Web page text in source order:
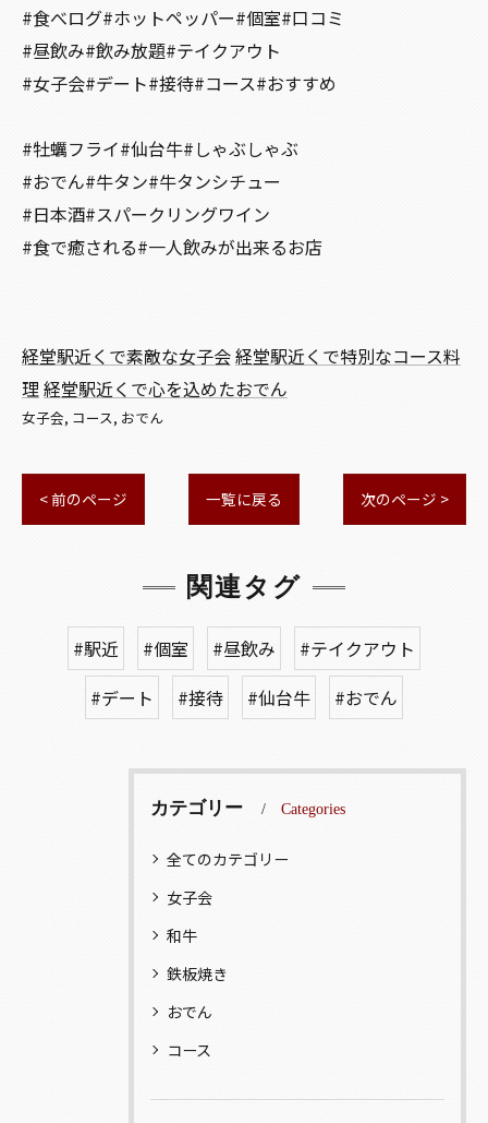
#食べログ#ホットペッパー#個室#口コミ
#昼飲み#飲み放題#テイクアウト
#女子会#デート#接待#コース#おすすめ
#牡蠣フライ#仙台牛#しゃぶしゃぶ
#おでん#牛タン#牛タンシチュー
#日本酒#スパークリングワイン
#食で癒される#一人飲みが出来るお店
経堂駅近くで素敵な女子会経堂駅近くで特別なコース料
理 経堂駅近くで心を込めたおでん
女子会 コース おでん
< 前のページ 一覧に戻る 次のページ >
関連タグ
#駅近 #個室 #昼飲み
#テイクアウト
#デート
#接待 #仙台牛 #おでん
カテゴリー Categories
全てのカテゴリー
女子会
和牛
鉄板焼き
おでん
コース